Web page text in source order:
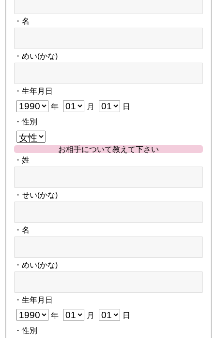
・名
・めい(かな)
・生年月日
年 月
日
・性別
お相手について教えて下さい
・姓
・せい(かな)
・名
・めい(かな)
・生年月日
年 月
日
・性別